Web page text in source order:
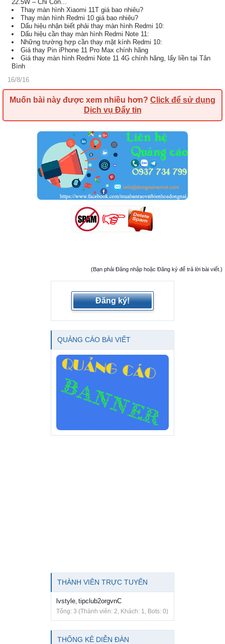
22.5W – Chỉ Còn...
Thay màn hình Xiaomi 11T giá bao nhiêu?
Thay màn hình Redmi 10 giá bao nhiêu?
Dấu hiệu nhận biết phải thay màn hình Redmi 10:
Dấu hiệu cần thay màn hình Redmi Note 11:
Những trường hợp cần thay mặt kính Redmi 10:
Giá thay Pin iPhone 11 Pro Max chính hãng
Giá thay màn hình Redmi Note 11 4G chính hãng, lấy liền tại Tân
Bình
16/8/16
Muốn bài này được xem nhiều hơn? Click để sử dụng
Dịch vụ Đẩy tin
(Bạn phải Đăng nhập hoặc Đăng ký để trả lời bài viết.)
Đăng ký!
QUẢNG CÁO BÀI VIẾT
THÀNH VIÊN TRỰC TUYẾN
lvstyle tipclub2orgvnC
Tổng: 3 (Thành viên: 2, Khách: 1, Bots: 0)
THỐNG KÊ DIỄN ĐÀN